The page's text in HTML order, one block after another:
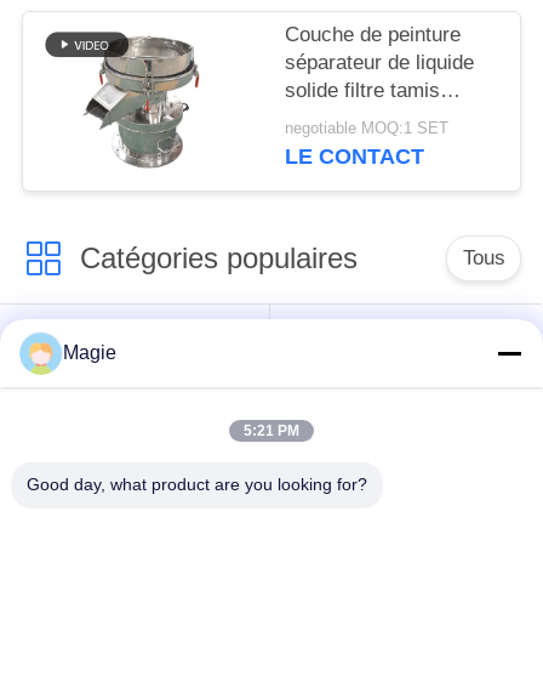
Couche de peinture
séparateur de liquide
solide filtre tamis
silencieux
tridimensionnel
negotiable MOQ:1 SET
LE CONTACT
Catégories populaires Tous
Vibro machine à
écran
Culbuteur Screening
Magie
5:21 PM
Good day, what product are you looking for?